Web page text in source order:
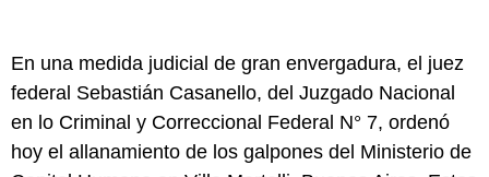
En una medida judicial de gran envergadura, el juez
federal Sebastián Casanello, del Juzgado Nacional
en lo Criminal y Correccional Federal N° 7, ordenó
hoy el allanamiento de los galpones del Ministerio de